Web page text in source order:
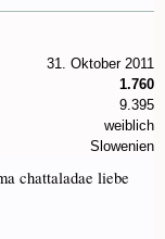
31. Oktober 2011
1.760
9.395
weiblich
Slowenien
chattaladae liebe